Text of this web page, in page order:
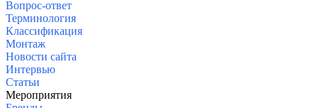
Вопрос-ответ
Терминология
Классификация
Монтаж
Новости сайта
Интервью
Статьи
Мероприятия